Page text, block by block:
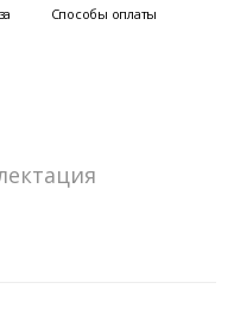
Способы оплаты